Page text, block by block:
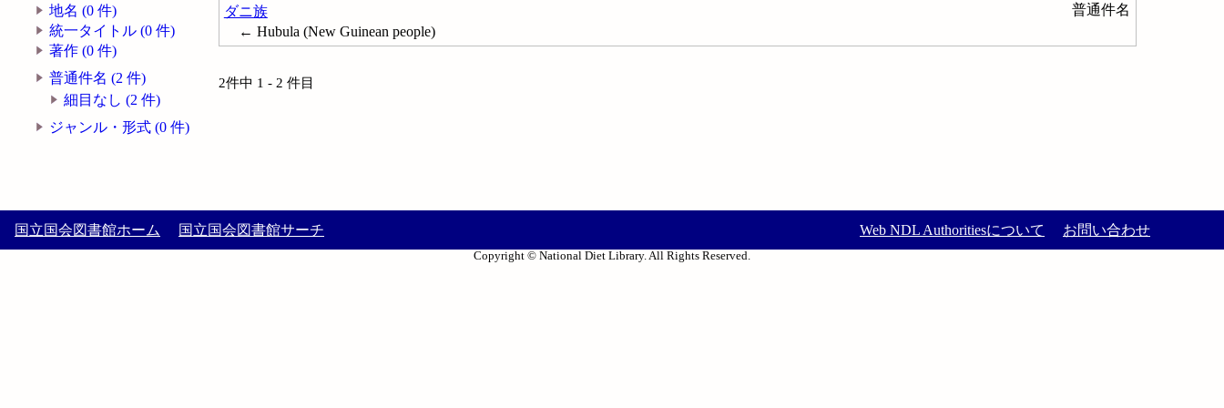
地名 (0 件)
統一タイトル (0 件)
著作 (0 件)
普通件名 (2 件)
細目なし (2 件)
ジャンル・形式 (0 件)
ダニ族
普通件名
← Hubula (New Guinean people)
2件中 1 - 2 件目
国立国会図書館ホーム 国立国会図書館サーチ Web NDL Authoritiesについて お問い合わせ
Copyright © National Diet Library. All Rights Reserved.